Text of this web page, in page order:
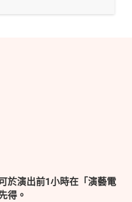
於演出前1小時在「演藝電
得。